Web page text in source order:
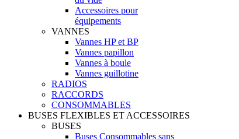
Accessoires pour
équipements
VANNES
Vannes HP et BP
Vannes papillon
Vannes à boule
Vannes guillotine
RADIOS
RACCORDS
CONSOMMABLES
BUSES FLEXIBLES ET ACCESSOIRES
BUSES
Buses Consommables sans